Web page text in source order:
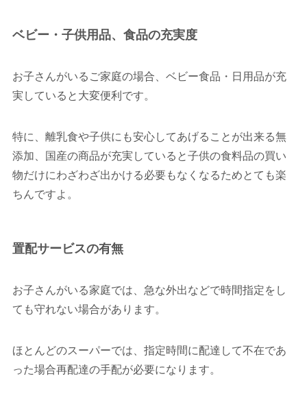
ベビー・子供用品、食品の充実度
お子さんがいるご家庭の場合、ベビー食品・日用品が充
実していると大変便利です。
特に、離乳食や子供にも安心してあげることが出来る無
添加、国産の商品が充実していると子供の食料品の買い
物だけにわざわざ出かける必要もなくなるためとても楽
ちんですよ。
置配サービスの有無
お子さんがいる家庭では、急な外出などで時間指定をし
ても守れない場合があります。
ほとんどのスーパーでは、指定時間に配達して不在であ
った場合再配達の手配が必要になります。